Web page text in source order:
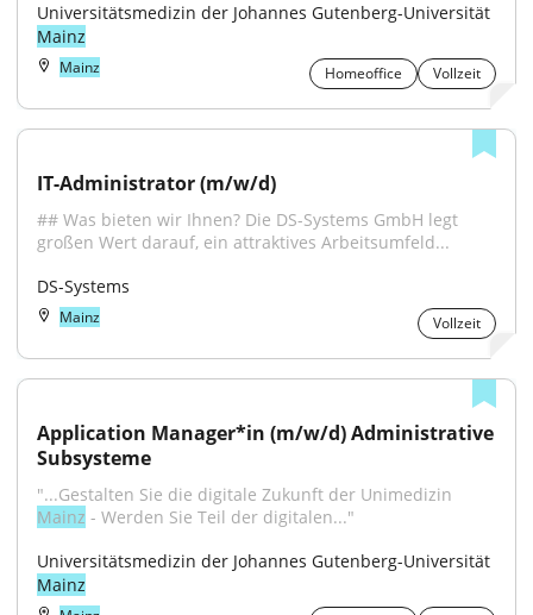
Mainz
Mainz Homeoffice Vollzeit
IT-Administrator (m/w/d)
## Was bieten wir Ihnen? Die DS-Systems GmbH legt
großen Wert darauf, ein attraktives Arbeitsumfeld...
DS-Systems
Mainz Vollzeit
Application Manager*in (m/w/d) Administrative
Subsysteme
Mainz - Werden Sie Teil der digitalen..."
Mainz